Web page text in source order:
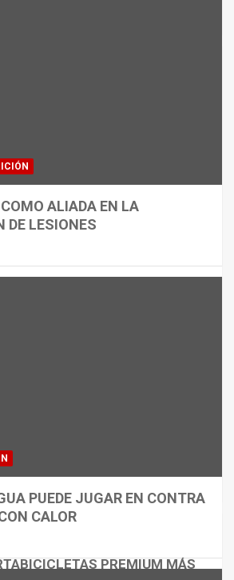
PREMIUM MÁS
ALIADA EN LA
DE LESIONES
PUEDE JUGAR EN CONTRA
CALOR